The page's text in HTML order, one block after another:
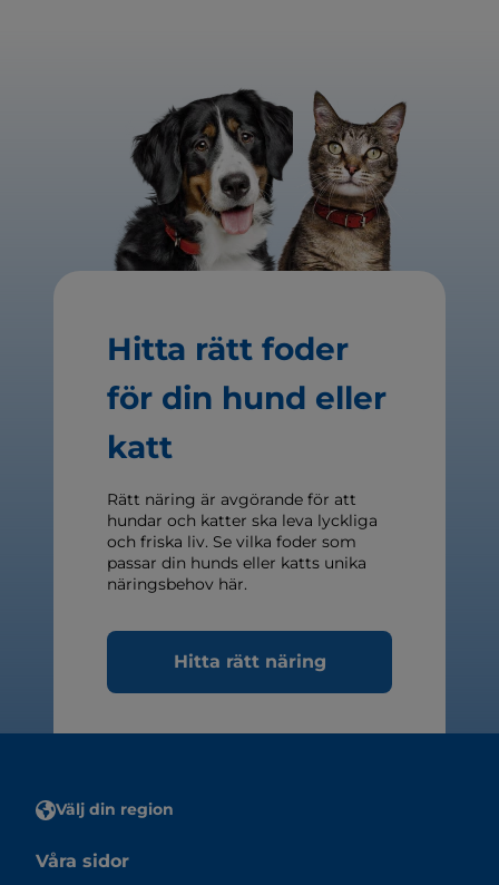
Hitta rätt foder
för din hund eller
katt
Rätt näring är avgörande för att
hundar och katter ska leva lyckliga
och friska liv. Se vilka foder som
passar din hunds eller katts unika
näringsbehov här.
Hitta rätt näring
Välj din region
Våra sidor